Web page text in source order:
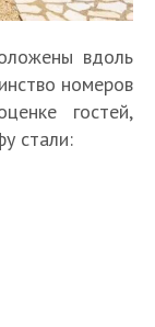
вдоль
номеров
гостей,
стали: